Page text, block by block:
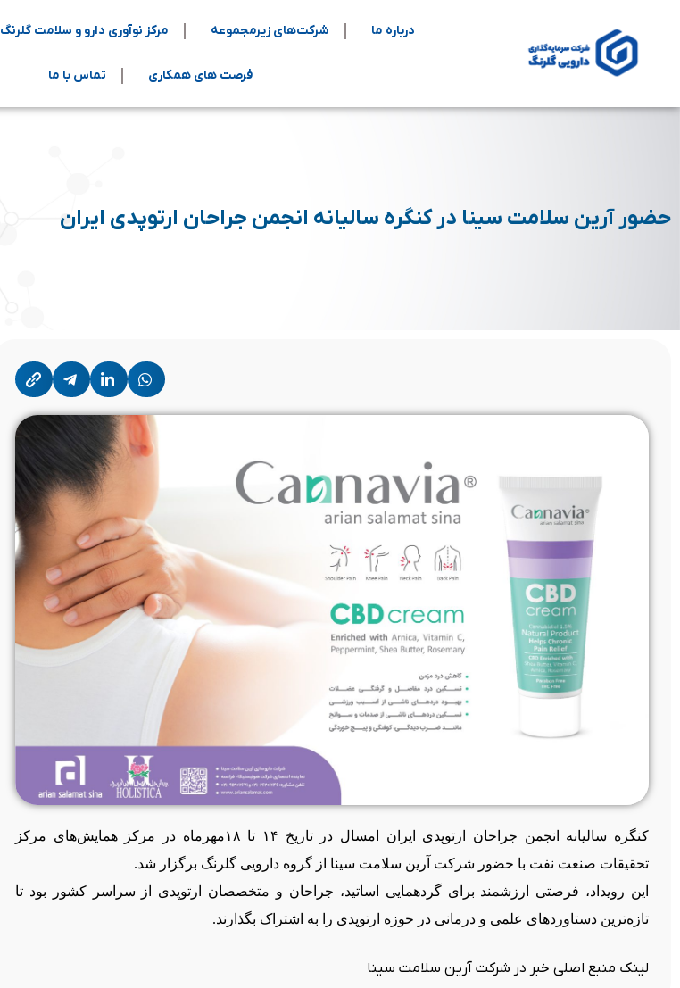
درباره ما شرکت‌های زیرمجموعه مرکز نوآوری دارو و سلامت گلرنگ
فرصت های همکاری تماس با ما
حضور آرین سلامت سینا در کنگره سالیانه انجمن جراحان ارتوپدی ایران
کنگره سالیانه انجمن جراحان ارتوپدی ایران امسال در تاریخ ۱۴ تا ۱۸مهرماه در مرکز همایش‌های مرکز
تحقیقات صنعت نفت با حضور شرکت آرین سلامت سینا از گروه دارویی گلرنگ برگزار شد.
این رویداد، فرصتی ارزشمند برای گردهمایی اساتید، جراحان و متخصصان ارتوپدی از سراسر کشور بود تا
تازه‌ترین دستاوردهای علمی و درمانی در حوزه ارتوپدی را به اشتراک بگذارند.
لینک منبع اصلی خبر در شرکت آرین سلامت سینا